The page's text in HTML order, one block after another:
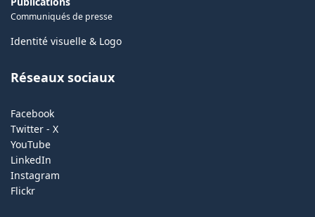
Communiqués de presse
Identité visuelle & Logo
Réseaux sociaux
Facebook
Twitter - X
YouTube
LinkedIn
Instagram
Flickr